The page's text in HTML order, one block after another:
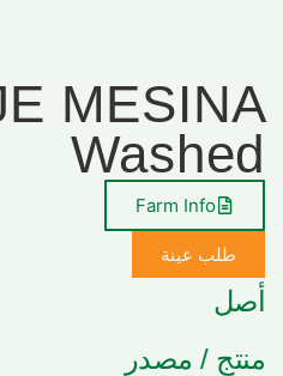
MESINA
Washed
Farm Info
طلب عينة
أصل
منتج / مصدر